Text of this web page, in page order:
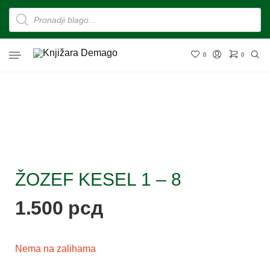
0 0
ŽOZEF KESEL 1 – 8
1.500 рсд
Nema na zalihama